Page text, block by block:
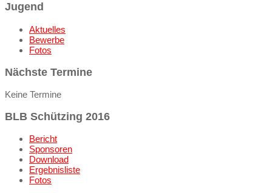
Jugend
Aktuelles
Bewerbe
Fotos
Nächste Termine
Keine Termine
BLB Schützing 2016
Bericht
Sponsoren
Download
Ergebnisliste
Fotos